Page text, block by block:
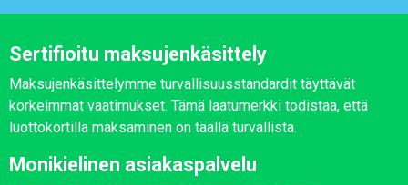
Sertifioitu maksujenkäsittely
Maksujenkäsittelymme turvallisuusstandardit täyttävät
korkeimmat vaatimukset. Tämä laatumerkki todistaa, että
luottokortilla maksaminen on täällä turvallista.
Monikielinen asiakaspalvelu